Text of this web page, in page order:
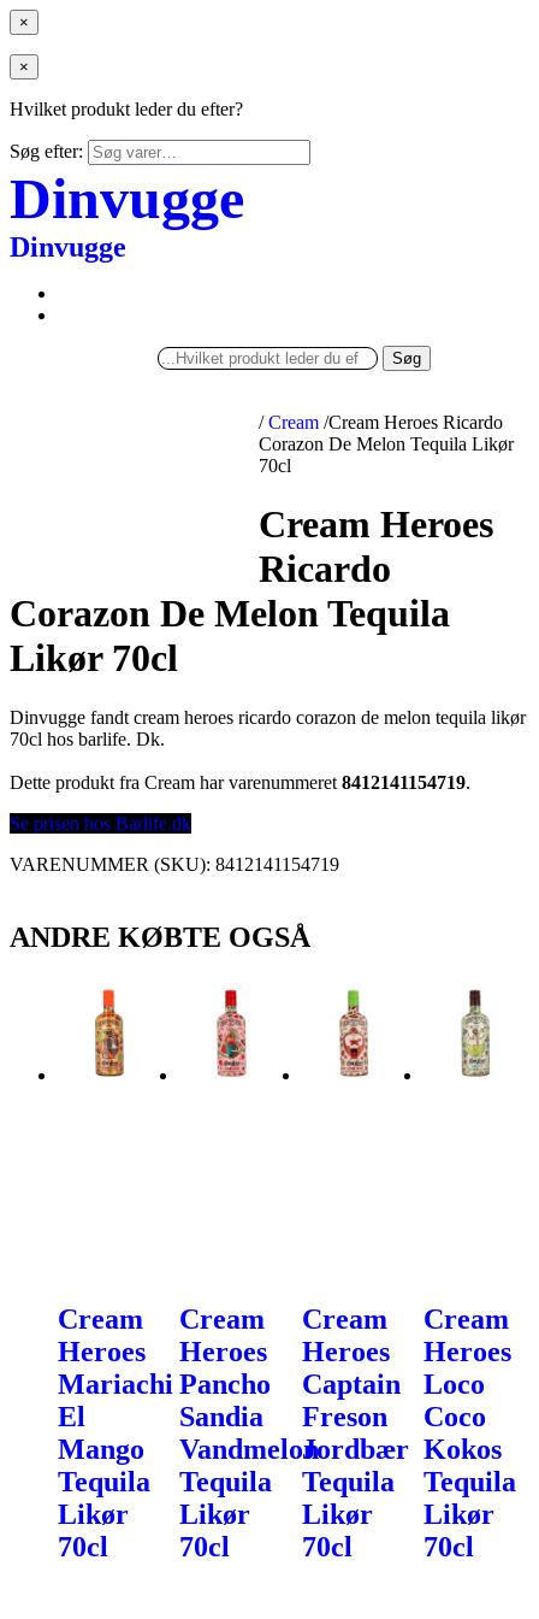
×
×
Hvilket produkt leder du efter?
Søg efter:
Dinvugge
Dinvugge
Søg
/ Cream /Cream Heroes Ricardo
Corazon De Melon Tequila Likør
70cl
Cream Heroes
Ricardo
Corazon De Melon Tequila
Likør 70cl
Dinvugge fandt cream heroes ricardo corazon de melon tequila likør
70cl hos barlife. Dk.
Dette produkt fra Cream har varenummeret 8412141154719.
Se prisen hos Barlife.dk
VARENUMMER (SKU): 8412141154719
ANDRE KØBTE OGSÅ
Cream
Heroes
Mariachi
El
Mango
Tequila
Likør
70cl
Cream
Heroes
Pancho
Sandia
Vandmelon
Tequila
Likør
70cl
Cream
Heroes
Captain
Freson
Jordbær
Tequila
Likør
70cl
Cream
Heroes
Loco
Coco
Kokos
Tequila
Likør
70cl